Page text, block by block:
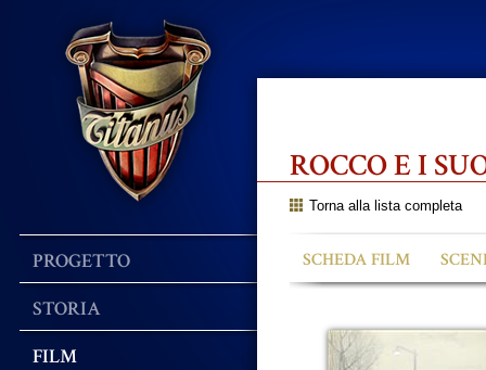
PROGETTO
STORIA
FILM
ROCCO E I
Torna alla lista completa
SCHEDA FILM